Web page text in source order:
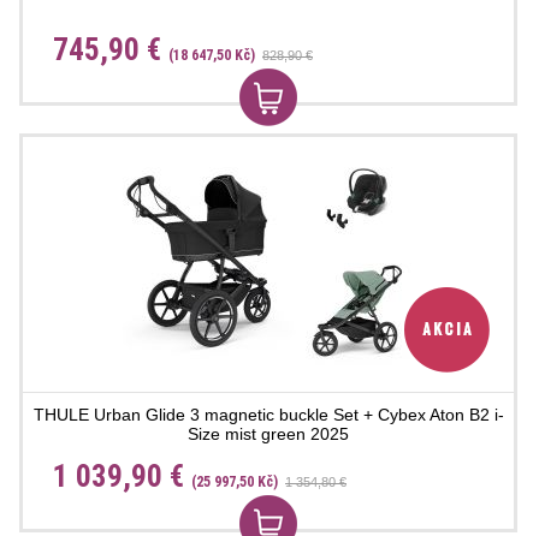
745,90 € (18 647,50 Kč) 828,90 €
THULE Urban Glide 3 magnetic buckle Set + Cybex Aton B2 i-
Size mist green 2025
1 039,90 € (25 997,50 Kč) 1 354,80 €